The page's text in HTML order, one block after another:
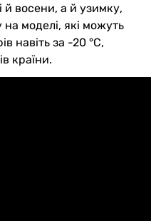
й восени, а й узимку,
моделі, які можуть
навіть за -20 °C,
країни.